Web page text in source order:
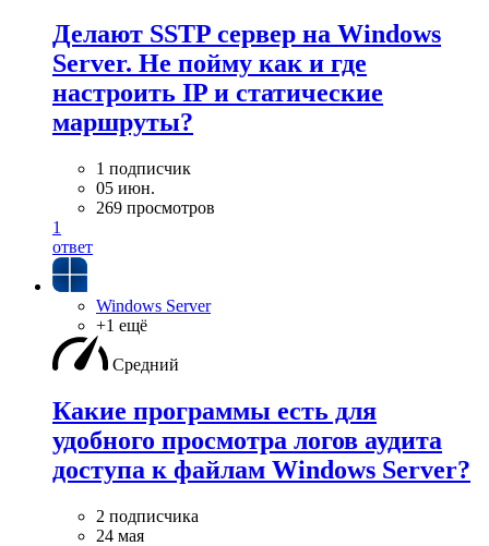
Делают SSTP сервер на Windows
Server. Не пойму как и где
настроить IP и статические
маршруты?
1 подписчик
05 июн.
269 просмотров
1
ответ
Windows Server
+1 ещё
Средний
Какие программы есть для
удобного просмотра логов аудита
доступа к файлам Windows Server?
2 подписчика
24 мая